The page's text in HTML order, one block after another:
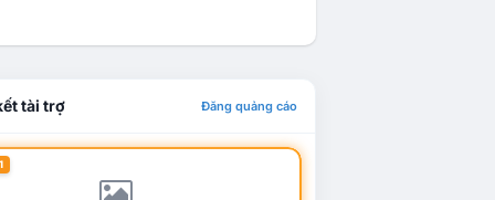
tài trợ Đăng quảng cáo